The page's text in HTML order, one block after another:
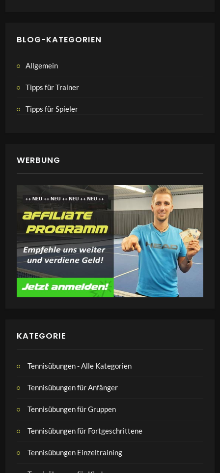
BLOG-KATEGORIEN
Allgemein
Tipps für Trainer
Tipps für Spieler
WERBUNG
KATEGORIE
Tennisübungen - Alle Kategorien
Tennisübungen für Anfänger
Tennisübungen für Gruppen
Tennisübungen für Fortgeschrittene
Tennisübungen Einzeltraining